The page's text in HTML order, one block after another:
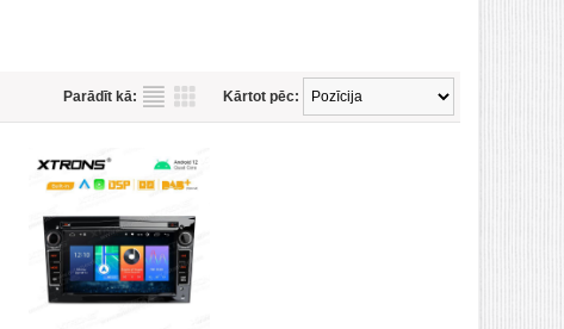
Kārtot pēc:
Parādīt kā: